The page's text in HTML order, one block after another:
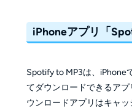
iPhoneアプリ「
Spotify to MP3は、iPhone
てダウンロードできるア
ウンロードアプリはキャ